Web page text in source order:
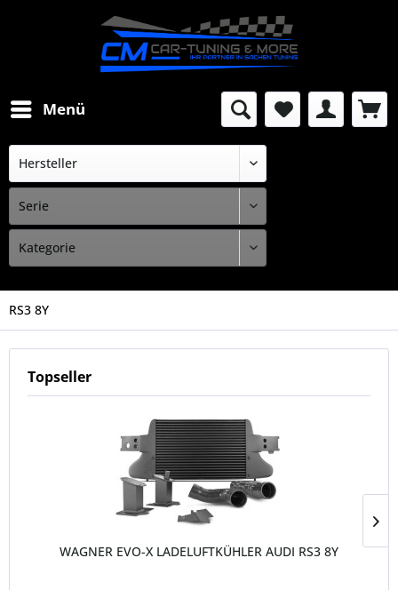
Menü
RS3 8Y
Topseller
WAGNER EVO-X LADELUFTKÜHLER AUDI RS3 8Y